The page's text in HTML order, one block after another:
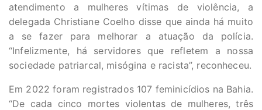
atendimento a mulheres vítimas de violência, a
delegada Christiane Coelho disse que ainda há muito
a se fazer para melhorar a atuação da polícia.
“Infelizmente, há servidores que refletem a nossa
sociedade patriarcal, misógina e racista”, reconheceu.
Em 2022 foram registrados 107 feminicídios na Bahia.
“De cada cinco mortes violentas de mulheres, três